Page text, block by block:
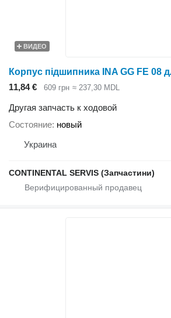
ВИДЕО
11,84 € 609 грн ≈ 237,30 MDL
Другая запчасть к ходовой
Состояние новый
Украина
CONTINENTAL SERVIS (Запчастини)